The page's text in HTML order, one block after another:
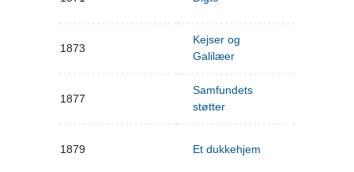
1873
Kejser og
Galilæer
1877
Samfundets
støtter
1879 Et dukkehjem